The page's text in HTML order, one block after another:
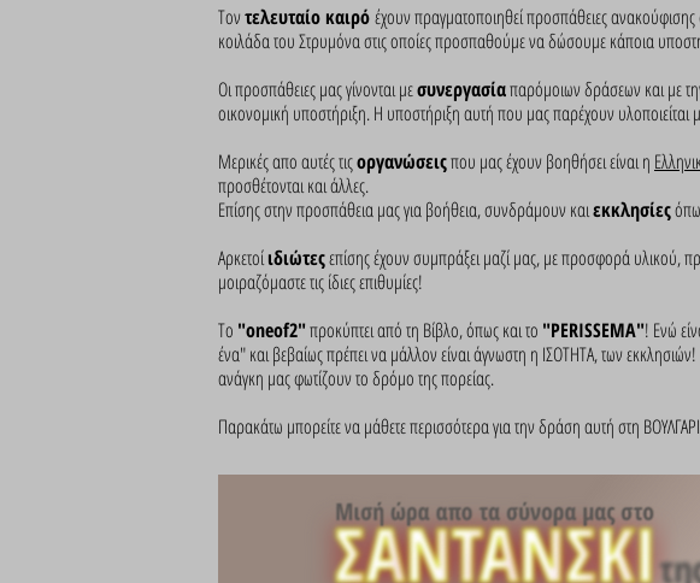
Τοντελευταίο καιρόέχουν πραγματοποιηθεί προσπάθειες
κοιλάδα του Στρυμόνα στις οποίες προσπαθούμε να δώσουμε κάποια
Οι προσπάθειες μας γίνονται μεσυνεργασίαπαρόμοιων δράσεων και με
οικονομική υποστήριξη. Η υποστήριξη αυτή που μας παρέχουν
Μερικές απο αυτές τιςοργανώσειςπου μας έχουν βοηθήσει είναι η
προσθέτονται και άλλες.
Επίσης στην προσπάθεια μας για βοήθεια, συνδράμουν καιεκκλησίες
Αρκετοίιδιώτεςεπίσης έχουν συμπράξει μαζί μας, με προσφορά υλικού,
μοιραζόμαστε τις ίδιες επιθυμίες!
Το "oneof2"προκύπτει από τη Βίβλο, όπως και το "PERISSEMA"! Ενώ
ένα" και βεβαίως πρέπει να μάλλον είναι άγνωστη η ΙΣΟΤΗΤΑ, των
ανάγκη μας φωτίζουν το δρόμο της πορείας.
Παρακάτω μπορείτε να μάθετε περισσότερα για την δράση αυτή στη